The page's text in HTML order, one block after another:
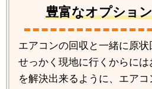
豊富なオプショ
エアコンの回収と一緒に原状
せっかく現地に行くからには
を解決出来るように、エア